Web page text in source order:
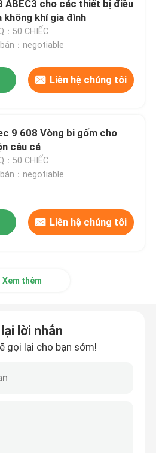
ABEC3 cho các thiết bị điều
không khí gia đình
：50 CHIẾC
：negotiable
Liên hệ chúng tôi
9 608 Vòng bi gốm cho
câu cá
：50 CHIẾC
：negotiable
Liên hệ chúng tôi
Xem thêm
lời nhắn
gọi lại cho bạn sớm!